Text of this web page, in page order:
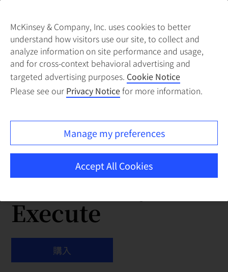
A2E : Ability to
Execute
購入
McKinsey & Company, Inc. uses cookies to better
understand how visitors use our site, to collect and
analyze information on site performance and usage,
and for cross-context behavioral advertising and
targeted advertising purposes. Cookie Notice
Please see our Privacy Noticefor more information.
Manage my preferences
Accept All Cookies